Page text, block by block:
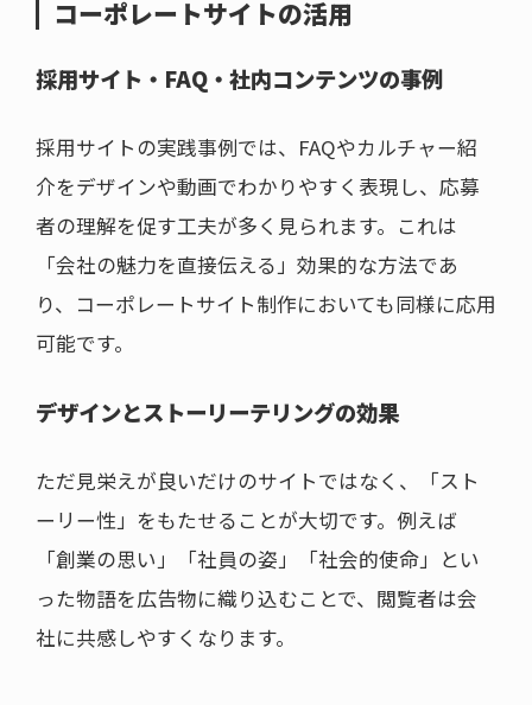
コーポレートサイトの活用
採用サイト・FAQ・社内コンテンツの事例
採用サイトの実践事例では、FAQやカルチャー紹
介をデザインや動画でわかりやすく表現し、応募
者の理解を促す工夫が多く見られます。これは
「会社の魅力を直接伝える」効果的な方法であ
り、コーポレートサイト制作においても同様に応用
可能です。
デザインとストーリーテリングの効果
ただ見栄えが良いだけのサイトではなく、「スト
ーリー性」をもたせることが大切です。例えば
「創業の思い」「社員の姿」「社会的使命」とい
った物語を広告物に織り込むことで、閲覧者は会
社に共感しやすくなります。